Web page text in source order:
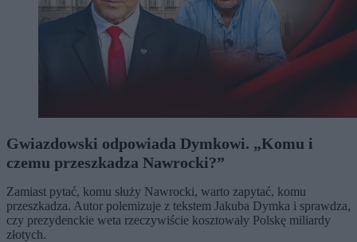
Gwiazdowski odpowiada Dymkowi. „Komu i
czemu przeszkadza Nawrocki?”
Zamiast pytać, komu służy Nawrocki, warto zapytać, komu
przeszkadza. Autor polemizuje z tekstem Jakuba Dymka i sprawdza,
czy prezydenckie weta rzeczywiście kosztowały Polskę miliardy
złotych.